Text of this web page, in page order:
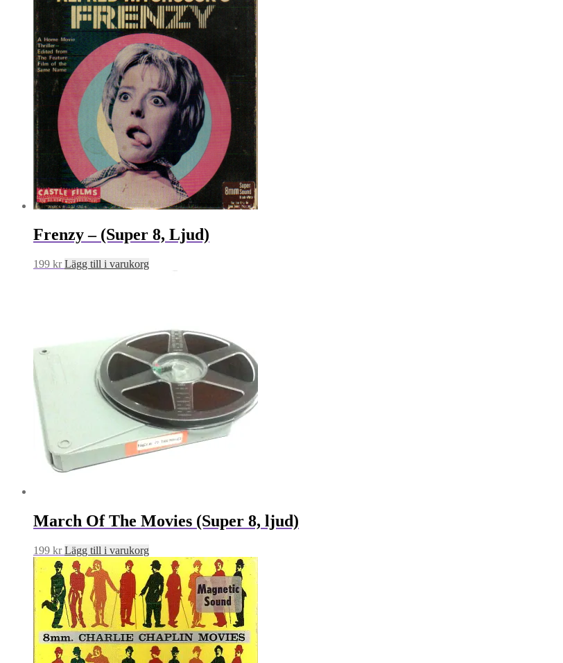
Frenzy – (Super 8, Ljud)
199 kr Lägg till i varukorg
March Of The Movies (Super 8, ljud)
199 kr Lägg till i varukorg